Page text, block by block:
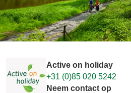
Active on holiday
+31 (0)85 020 5242
Neem contact op